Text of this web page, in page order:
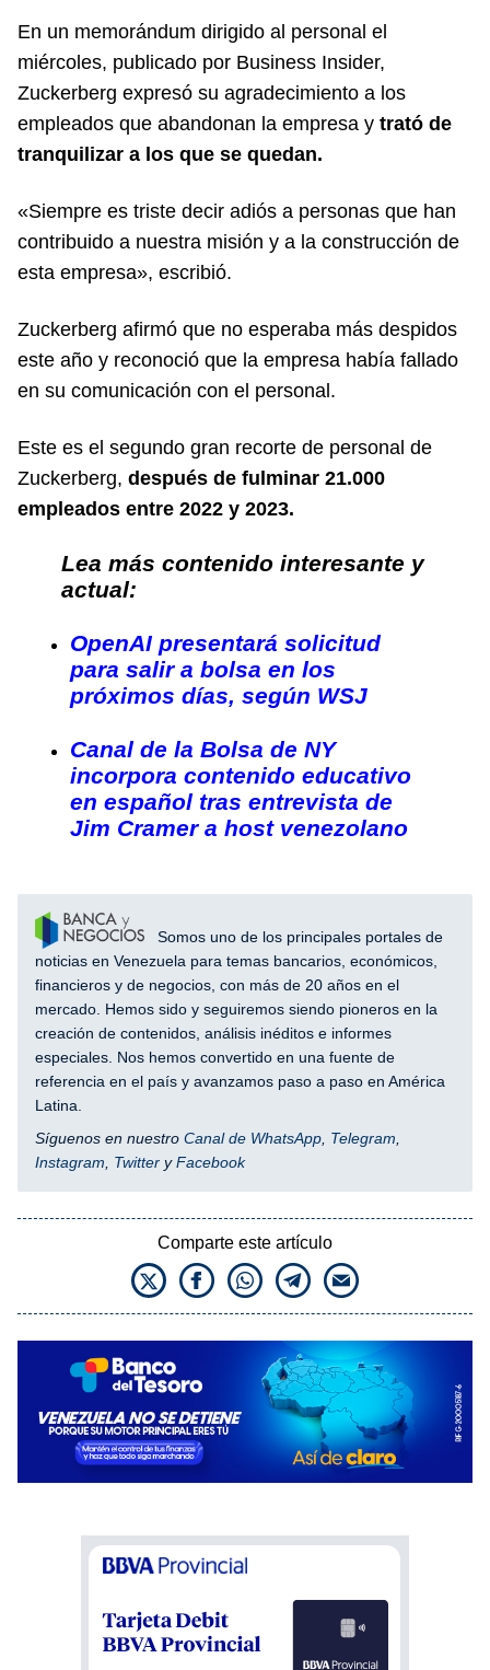
En un memorándum dirigido al personal el
miércoles, publicado por Business Insider,
Zuckerberg expresó su agradecimiento a los
empleados que abandonan la empresa y trató de
tranquilizar a los que se quedan.
«Siempre es triste decir adiós a personas que han
contribuido a nuestra misión y a la construcción de
esta empresa», escribió.
Zuckerberg afirmó que no esperaba más despidos
este año y reconoció que la empresa había fallado
en su comunicación con el personal.
Este es el segundo gran recorte de personal de
Zuckerberg, después de fulminar 21.000
empleados entre 2022 y 2023.
Lea más contenido interesante y
actual:
OpenAI presentará solicitud
para salir a bolsa en los
próximos días, según WSJ
Canal de la Bolsa de NY
incorpora contenido educativo
en español tras entrevista de
Jim Cramer a host venezolano
Somos uno de los principales portales de
noticias en Venezuela para temas bancarios, económicos,
financieros y de negocios, con más de 20 años en el
mercado. Hemos sido y seguiremos siendo pioneros en la
creación de contenidos, análisis inéditos e informes
especiales. Nos hemos convertido en una fuente de
referencia en el país y avanzamos paso a paso en América
Latina.
Síguenos en nuestro Canal de WhatsApp Telegram
Instagram
Twitter yFacebook
Comparte este artículo